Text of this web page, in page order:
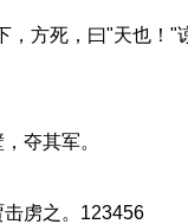
死，曰"天也！"
夺其军。
虏之。123456